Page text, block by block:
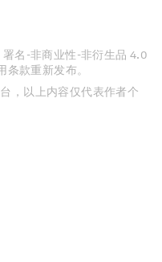
名-非商业性-非衍生品 4.0
条款重新发布。
，以上内容仅代表作者个